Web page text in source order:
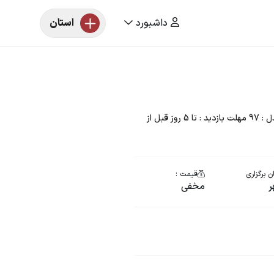
داشبورد استان
مزایده خودرو یک دستگاه پژو SLX رنگ : سفید مدل : 97 مهلت بازدید : تا 5 روز قبل از
برگزاری قیمت :
مخفی